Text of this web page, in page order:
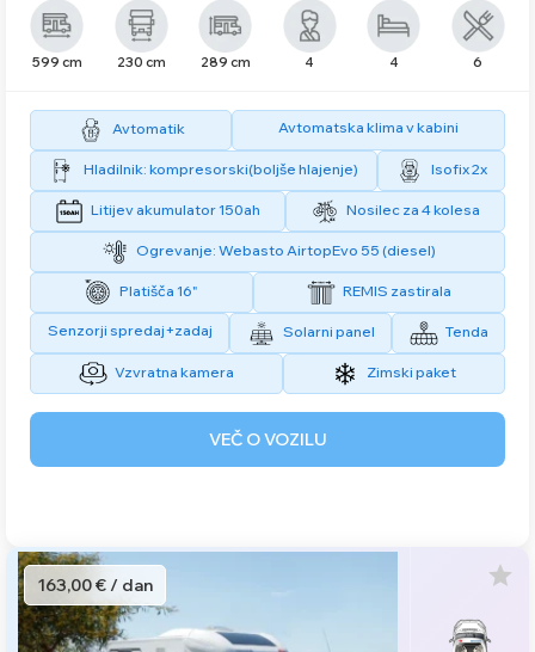
599 cm 230 cm 289 cm 4 4 6
Avtomatik Avtomatska klima v kabini
Hladilnik: kompresorski(boljše hlajenje) Isofix 2x
Litijev akumulator 150ah Nosilec za 4 kolesa
Ogrevanje: Webasto AirtopEvo 55 (diesel)
Platišča 16" REMIS zastirala
Senzorji spredaj+zadaj Solarni panel Tenda
Vzvratna kamera Zimski paket
VEČ O VOZILU
163,00 € / dan